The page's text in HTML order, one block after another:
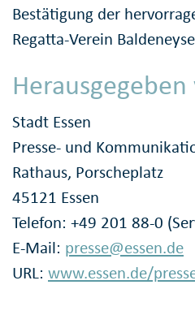
Bestätigung der
Regatta-Verein
Herausgegeben
Stadt Essen
Presse- und
Rathaus, Porscheplatz
45121 Essen
Telefon: +49 201 88-0
E-Mail: presse@essen.de
URL: www.essen.de/